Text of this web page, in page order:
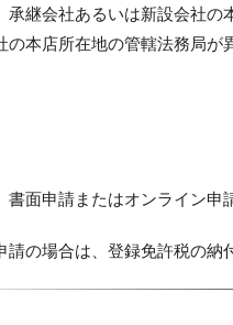
承継会社あるいは新設会社
の本店所在地の管轄法務局が
書面申請またはオンライン申
請の場合は、登録免許税の納